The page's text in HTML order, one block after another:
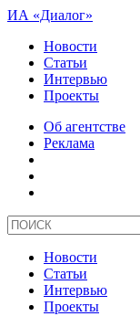
ИА «Диалог»
Новости
Статьи
Интервью
Проекты
Об агентстве
Реклама
Новости
Статьи
Интервью
Проекты